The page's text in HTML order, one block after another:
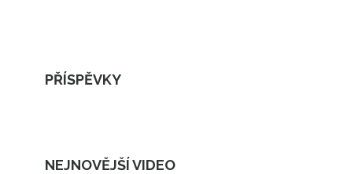
PŘÍSPĚVKY
NEJNOVĚJŠÍ VIDEO